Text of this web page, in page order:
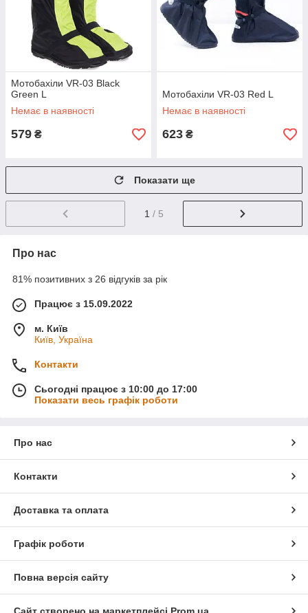
Мотобахіли VR-03 Black
Green L
Немає в наявності
579 ₴
Мотобахіли VR-03 Red L
Немає в наявності
623 ₴
Показати ще
1 / 5
Про нас
81% позитивних з 26 відгуків за рік
Працює з 15.09.2022
м. Київ
Київ, Україна
Контакти
Сьогодні працює з 10:00 до 17:00
Показати весь графік роботи
Про нас
Контакти
Доставка та оплата
Графік роботи
Повна версія сайту